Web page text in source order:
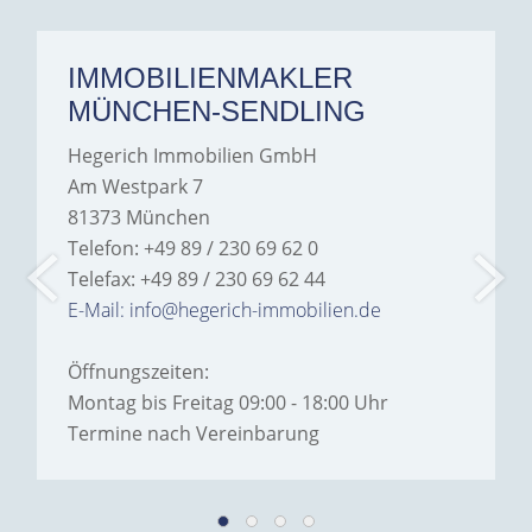
IMMOBILIENMAKLER
MÜNCHEN-SENDLING
Hegerich Immobilien GmbH
Am Westpark 7
81373 München
Telefon: +49 89 / 230 69 62 0
Telefax: +49 89 / 230 69 62 44
E-Mail: info@hegerich-immobilien.de
Öffnungszeiten:
Montag bis Freitag 09:00 - 18:00 Uhr
Termine nach Vereinbarung